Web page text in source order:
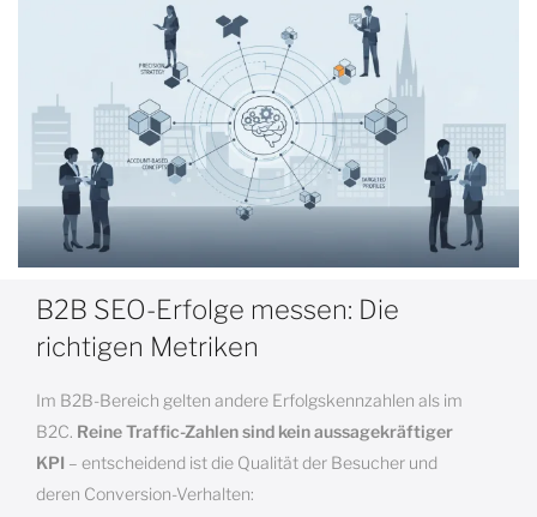
B2B SEO-Erfolge messen: Die
richtigen Metriken
Im B2B-Bereich gelten andere Erfolgskennzahlen als im
B2C. Reine Traffic-Zahlen sind kein aussagekräftiger
KPI – entscheidend ist die Qualität der Besucher und
deren Conversion-Verhalten: